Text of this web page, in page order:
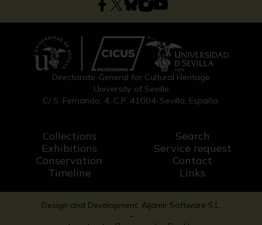
Directorate-General for Cultural Heritage
University of Seville
C/ S. Fernando, 4, C.P. 41004-Sevilla, España.
Collections
Exhibitions
Conservation
Timeline
Search
Service request
Contact
Links
Design and Development: Aljamir Software S.L.
-